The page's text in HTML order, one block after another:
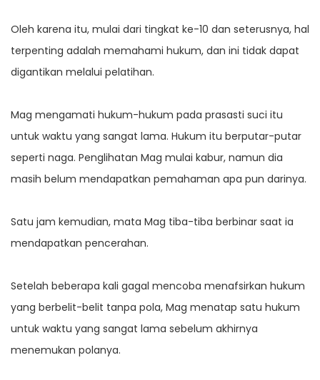
Oleh karena itu, mulai dari tingkat ke-10 dan seterusnya, hal
terpenting adalah memahami hukum, dan ini tidak dapat
digantikan melalui pelatihan.
Mag mengamati hukum-hukum pada prasasti suci itu
untuk waktu yang sangat lama. Hukum itu berputar-putar
seperti naga. Penglihatan Mag mulai kabur, namun dia
masih belum mendapatkan pemahaman apa pun darinya.
Satu jam kemudian, mata Mag tiba-tiba berbinar saat ia
mendapatkan pencerahan.
Setelah beberapa kali gagal mencoba menafsirkan hukum
yang berbelit-belit tanpa pola, Mag menatap satu hukum
untuk waktu yang sangat lama sebelum akhirnya
menemukan polanya.